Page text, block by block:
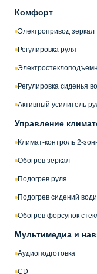
Комфорт
Электропривод зеркал
Регулировка руля
Регулировка сиденья
Активный усилитель
Управление
Климат-контроль 2-
Обогрев зеркал
Подогрев руля
Подогрев сидений
Обогрев форсунок
Мультимедиа и
Аудиоподготовка
CD